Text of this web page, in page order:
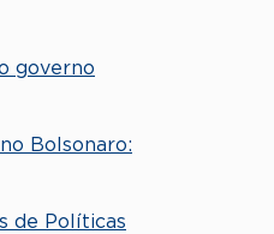
governo
Bolsonaro:
de Políticas